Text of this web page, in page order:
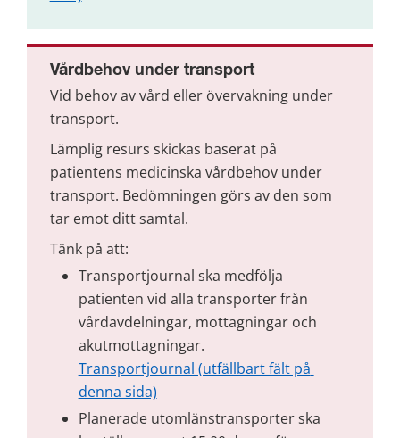
Vårdbehov under transport
Vid behov av vård eller övervakning under
transport.
Lämplig resurs skickas baserat på
patientens medicinska vårdbehov under
transport. Bedömningen görs av den som
tar emot ditt samtal.
Tänk på att:
Transportjournal ska medfölja
patienten vid alla transporter från
vårdavdelningar, mottagningar och
akutmottagningar.
Transportjournal (utfällbart fält på
denna sida)
Planerade utomlänstransporter ska